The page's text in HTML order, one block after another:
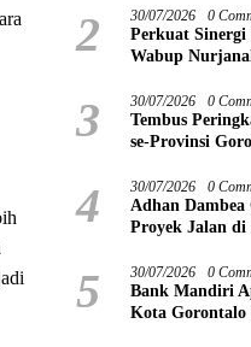
2 30/07/2026 0
Perkuat Sinergi
Wabup
3 30/07/2026 0
Tembus
se-Provinsi
4 30/07/2026 0
Adhan
Proyek Jalan
5 30/07/2026 0
Bank Mandiri
Kota